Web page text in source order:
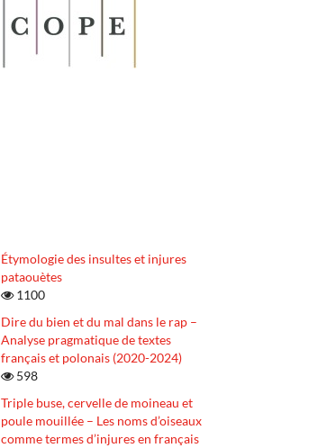
Étymologie des insultes et injures
pataouètes
1100
Dire du bien et du mal dans le rap –
Analyse pragmatique de textes
français et polonais (2020-2024)
598
Triple buse, cervelle de moineau et
poule mouillée – Les noms d’oiseaux
comme termes d’injures en français